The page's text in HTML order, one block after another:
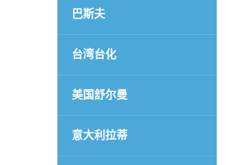
巴斯夫
台湾台化
美国舒尔曼
意大利拉蒂